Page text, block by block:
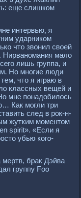
еще слишком
интервью, я
ударником
что звонил своей
Нирваномания мало
лишь группа, и
Но многие люди
что я играю в
классных вещей и
мне понадобилось
Как могли три
след в рок-н-
жутким моментом
sрirit». «Если я
убью кого-
брак Дэйва
группу Foo